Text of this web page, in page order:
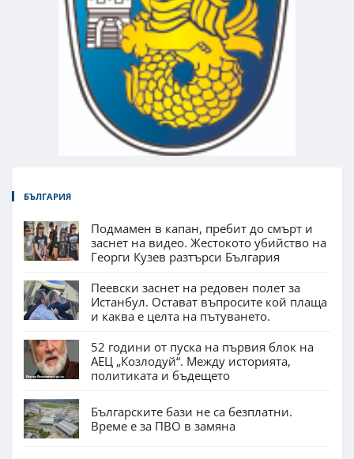
БЪЛГАРИЯ
Подмамен в капан, пребит до смърт и
заснет на видео. Жестокото убийство на
Георги Кузев разтърси България
Пеевски заснет на редовен полет за
Истанбул. Остават въпросите кой плаща
и каква е целта на пътуването.
52 години от пуска на първия блок на
АЕЦ „Козлодуй“. Между историята,
политиката и бъдещето
Българските бази не са безплатни.
Време е за ПВО в замяна